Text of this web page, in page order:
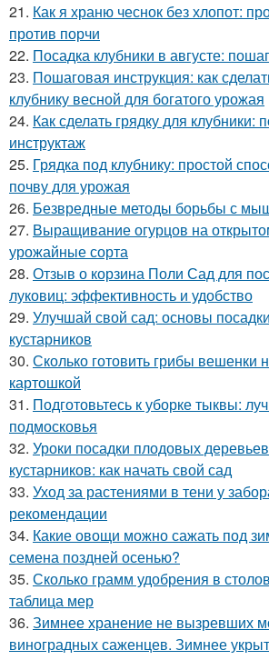
21. Как я храню чеснок без хлопот:
против порчи
22. Посадка клубники в августе:
23. Пошаговая инструкция: как
клубнику весной для богатого урожая
24. Как сделать грядку для клубники:
инструктаж
25. Грядка под клубнику: простой
почву для урожая
26. Безвредные методы борьбы с
27. Выращивание огурцов на
урожайные сорта
28. Отзыв о корзина Поли Сад для
луковиц: эффективность и удобство
29. Улучшай свой сад: основы
кустарников
30. Сколько готовить грибы вешенки
картошкой
31. Подготовьтесь к уборке тыквы:
подмосковья
32. Уроки посадки плодовых
кустарников: как начать свой сад
33. Уход за растениями в тени у
рекомендации
34. Какие овощи можно сажать под
семена поздней осенью?
35. Сколько грамм удобрения в
таблица мер
36. Зимнее хранение не вызревших
виноградных саженцев. Зимнее